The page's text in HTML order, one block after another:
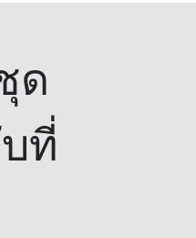
ด
ที่